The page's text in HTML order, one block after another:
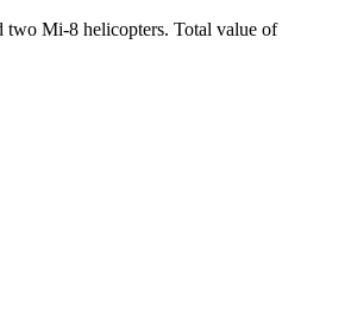
Mi-8 helicopters. Total value of